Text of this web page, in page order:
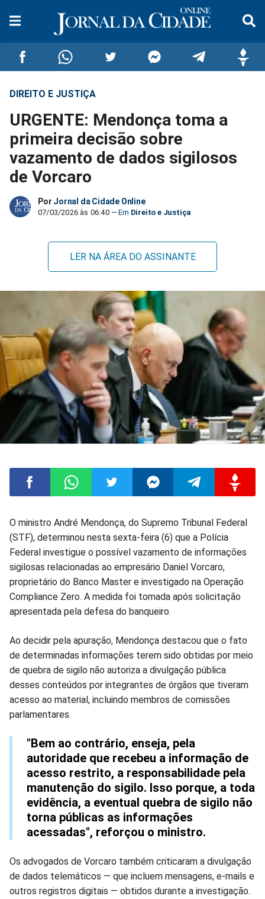
Compartilhar
no
Facebook
Compartilhar
no
Whatsapp
Compartilhar
no
Twitter
no
Messenger
no
TelegramGettr
DIREITO E JUSTIÇA
URGENTE: Mendonça toma a
primeira decisão sobre
vazamento de dados sigilosos
de Vorcaro
Por Jornal da Cidade Online
07/03/2026 às 06:40 Direito e Justiça
LER NA ÁREA DO ASSINANTE
Compartilhar
no
Facebook
Compartilhar
no
Whatsapp
Compartilhar
no
Twitter
Compartilhar
no
Messenger
Compartilhar
no
Telegram
no
Gettr
O ministro André Mendonça, do Supremo Tribunal Federal
(STF), determinou nesta sexta-feira (6) que a Polícia
Federal investigue o possível vazamento de informações
sigilosas relacionadas ao empresário Daniel Vorcaro,
proprietário do Banco Master e investigado na Operação
Compliance Zero. A medida foi tomada após solicitação
apresentada pela defesa do banqueiro.
Ao decidir pela apuração, Mendonça destacou que o fato
de determinadas informações terem sido obtidas por meio
de quebra de sigilo não autoriza a divulgação pública
desses conteúdos por integrantes de órgãos que tiveram
acesso ao material, incluindo membros de comissões
parlamentares.
"Bem ao contrário, enseja, pela
autoridade que recebeu a informação de
acesso restrito, a responsabilidade pela
manutenção do sigilo. Isso porque, a toda
evidência, a eventual quebra de sigilo não
torna públicas as informações
acessadas", reforçou o ministro.
Os advogados de Vorcaro também criticaram a divulgação
de dados telemáticos — que incluem mensagens, e-mails e
outros registros digitais — obtidos durante a investigação.